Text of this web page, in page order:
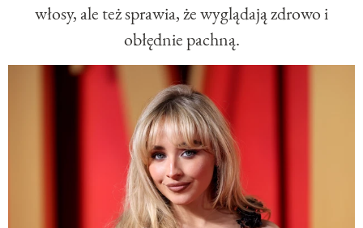
włosy, ale też sprawia, że wyglądają zdrowo i
obłędnie pachną.